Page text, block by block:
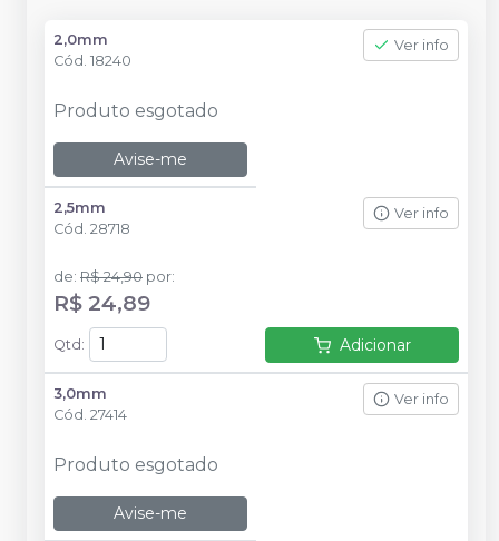
2,0mm
Cód. 18240
Ver info
Produto esgotado
Avise-me
2,5mm
Cód. 28718
Ver info
de: R$ 24,90 por:
R$ 24,89
Qtd : Adicionar
3,0mm
Cód. 27414
Ver info
Produto esgotado
Avise-me